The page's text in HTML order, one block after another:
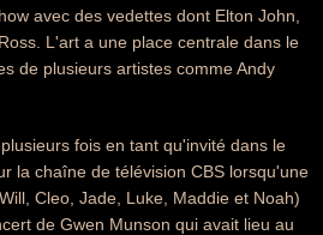
avec des vedettes dont Elton John,
L'art a une place centrale dans le
de plusieurs artistes comme Andy
fois en tant qu'invité dans le
la chaîne de télévision CBS lorsqu'une
Cleo, Jade, Luke, Maddie et Noah)
de Gwen Munson qui avait lieu au